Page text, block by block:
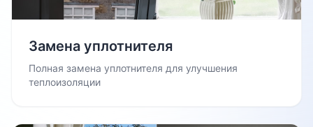
Замена уплотнителя
Полная замена уплотнителя для улучшения
теплоизоляции